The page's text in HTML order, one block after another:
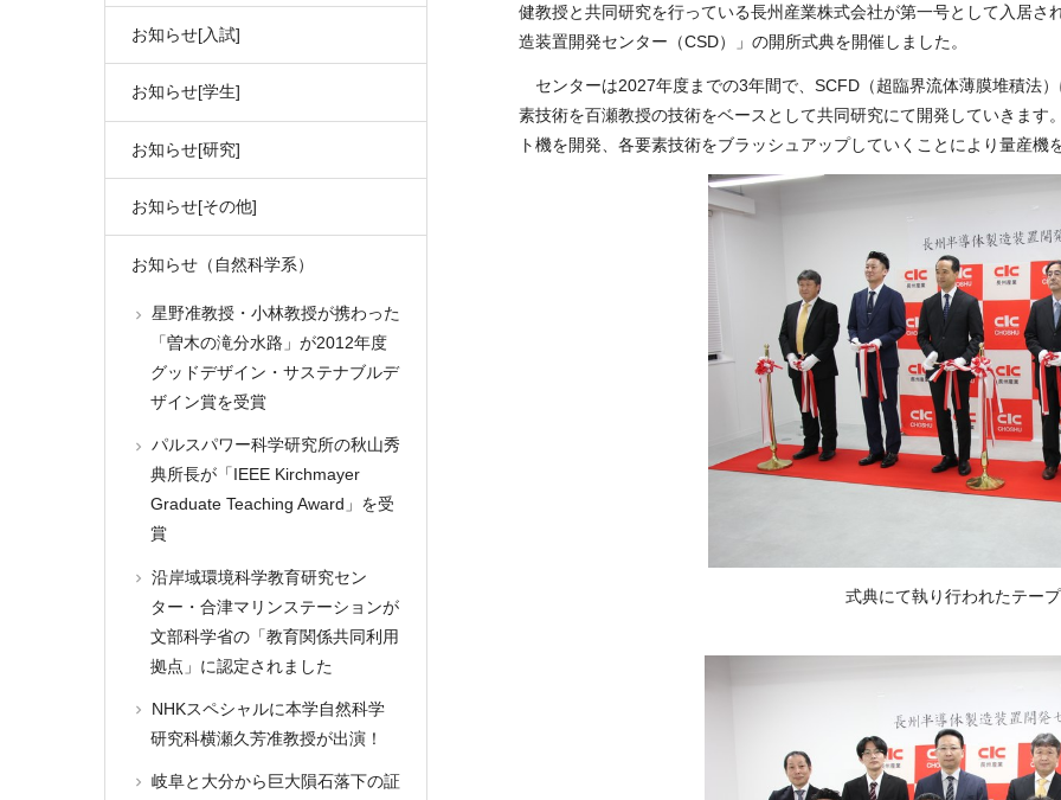
健教授と共同研究を行っている長州産業株式会社が第一号として入居
造装置開発センター（CSD）」の開所式典を開催しました。
センターは2027年度までの3年間で、SCFD （超臨界流体薄膜堆積法
素技術を百瀬教授の技術をベースとして共同研究にて開発していきます
ト機を開発、各要素技術をブラッシュアップしていくことにより量産機
式典にて執り行われたテー
お知らせ[入試]
お知らせ[学生]
お知らせ[研究]
お知らせ[その他]
お知らせ（自然科学系）
星野准教授・小林教授が携わった
「曽木の滝分水路」が2012年度
グッドデザイン・サステナブルデ
ザイン賞を受賞
パルスパワー科学研究所の秋山秀
典所長が「IEEE Kirchmayer
Graduate Teaching Award」を受
賞
沿岸域環境科学教育研究セン
ター・合津マリンステーションが
文部科学省の「教育関係共同利用
拠点」に認定されました
NHKスペシャルに本学自然科学
研究科横瀬久芳准教授が出演！
岐阜と大分から巨大隕石落下の証